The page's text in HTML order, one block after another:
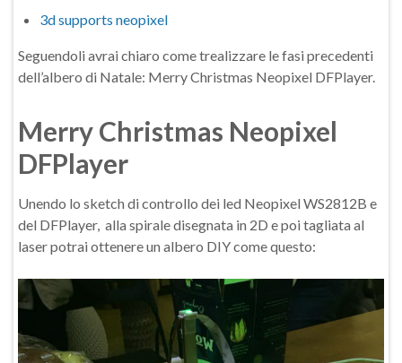
3d supports neopixel
Seguendoli avrai chiaro come trealizzare le fasi precedenti
dell’albero di Natale: Merry Christmas Neopixel DFPlayer.
Merry Christmas Neopixel
DFPlayer
Unendo lo sketch di controllo dei led Neopixel WS2812B e
del DFPlayer, alla spirale disegnata in 2D e poi tagliata al
laser potrai ottenere un albero DIY come questo: